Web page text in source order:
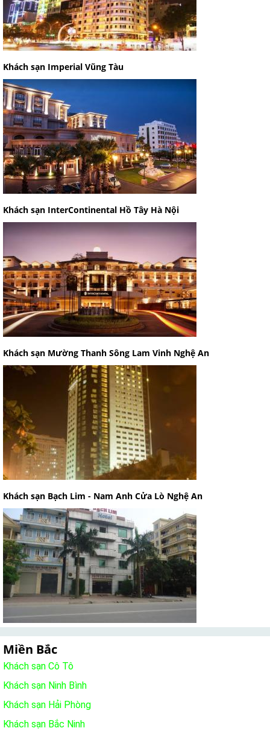
Khách sạn Imperial Vũng Tàu
Khách sạn InterContinental Hồ Tây Hà Nội
Khách sạn Mường Thanh Sông Lam Vinh Nghệ An
Khách sạn Bạch Lim - Nam Anh Cửa Lò Nghệ An
Miền Bắc
Khách sạn Cô Tô
Khách sạn Ninh Bình
Khách sạn Hải Phòng
Khách sạn Bắc Ninh